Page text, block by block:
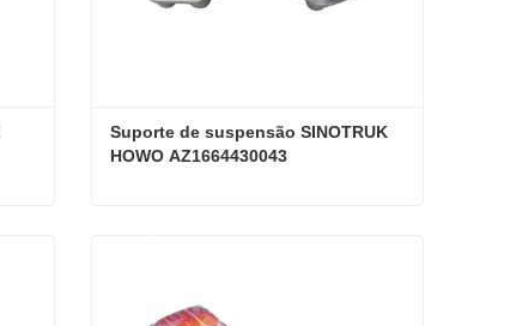
Suporte de suspensão SINOTRUK
HOWO AZ1664430043